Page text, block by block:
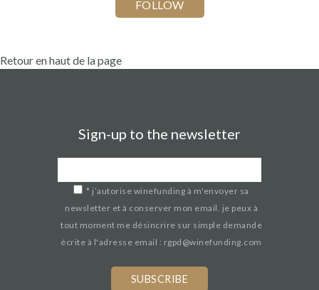
Retour en haut de la page
Sign-up to the newsletter
* j’autorise winefunding à m'envoyer sa
newsletter et à conserver mon email. je peux à
tout moment me désincrire sur simple demande
écrite à l'adresse email : rgpd@winefunding.com